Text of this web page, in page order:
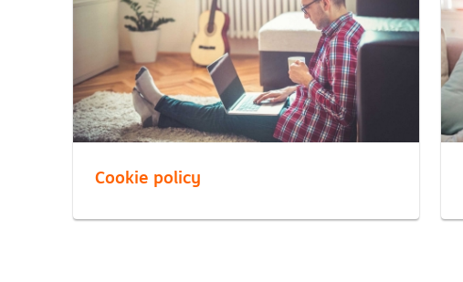
Cookie policy